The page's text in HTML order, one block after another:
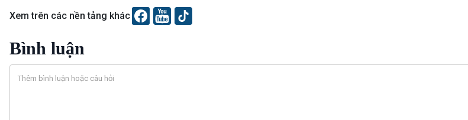
Xem trên các nền tảng khác
Bình luận